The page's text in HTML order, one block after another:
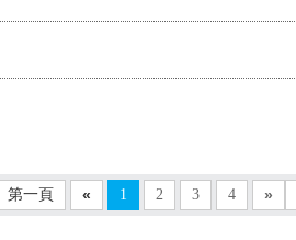
第一頁 « 1 2 3 4 »